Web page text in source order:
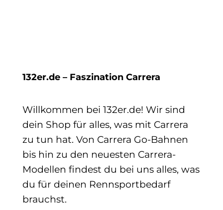
132er.de – Faszination Carrera
Willkommen bei 132er.de! Wir sind
dein Shop für alles, was mit Carrera
zu tun hat. Von Carrera Go-Bahnen
bis hin zu den neuesten Carrera-
Modellen findest du bei uns alles, was
du für deinen Rennsportbedarf
brauchst.